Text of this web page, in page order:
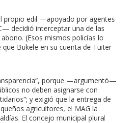
propio edil —apoyado por agentes
decidió interceptar una de las
(Esos mismos policías lo
Bukele en su cuenta de Tuiter
porque —argumentó—
no deben asignarse con
y exigió que la entrega de
agricultores, el MAG la
El concejo municipal plural